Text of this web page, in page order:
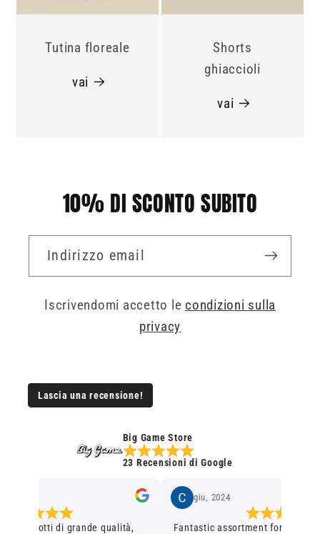
Tutina floreale
vai
Shorts
ghiaccioli
vai
10% DI SCONTO SUBITO
Indirizzo email
Iscrivendomi accetto le condizioni sulla
privacy
Lascia una recensione!
Big Game Store
23 Recensioni di Google
prodotti di grande qualità,
giu, 2024
Fantastic assortment for the